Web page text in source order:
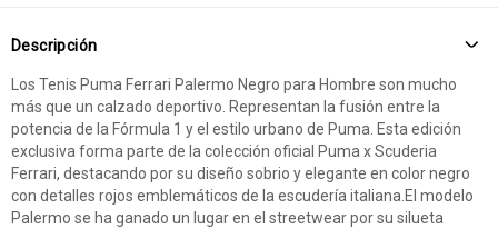
Descripción
Los Tenis Puma Ferrari Palermo Negro para Hombre son mucho
más que un calzado deportivo. Representan la fusión entre la
potencia de la Fórmula 1 y el estilo urbano de Puma. Esta edición
exclusiva forma parte de la colección oficial Puma x Scuderia
Ferrari, destacando por su diseño sobrio y elegante en color negro
con detalles rojos emblemáticos de la escudería italiana.El modelo
Palermo se ha ganado un lugar en el streetwear por su silueta